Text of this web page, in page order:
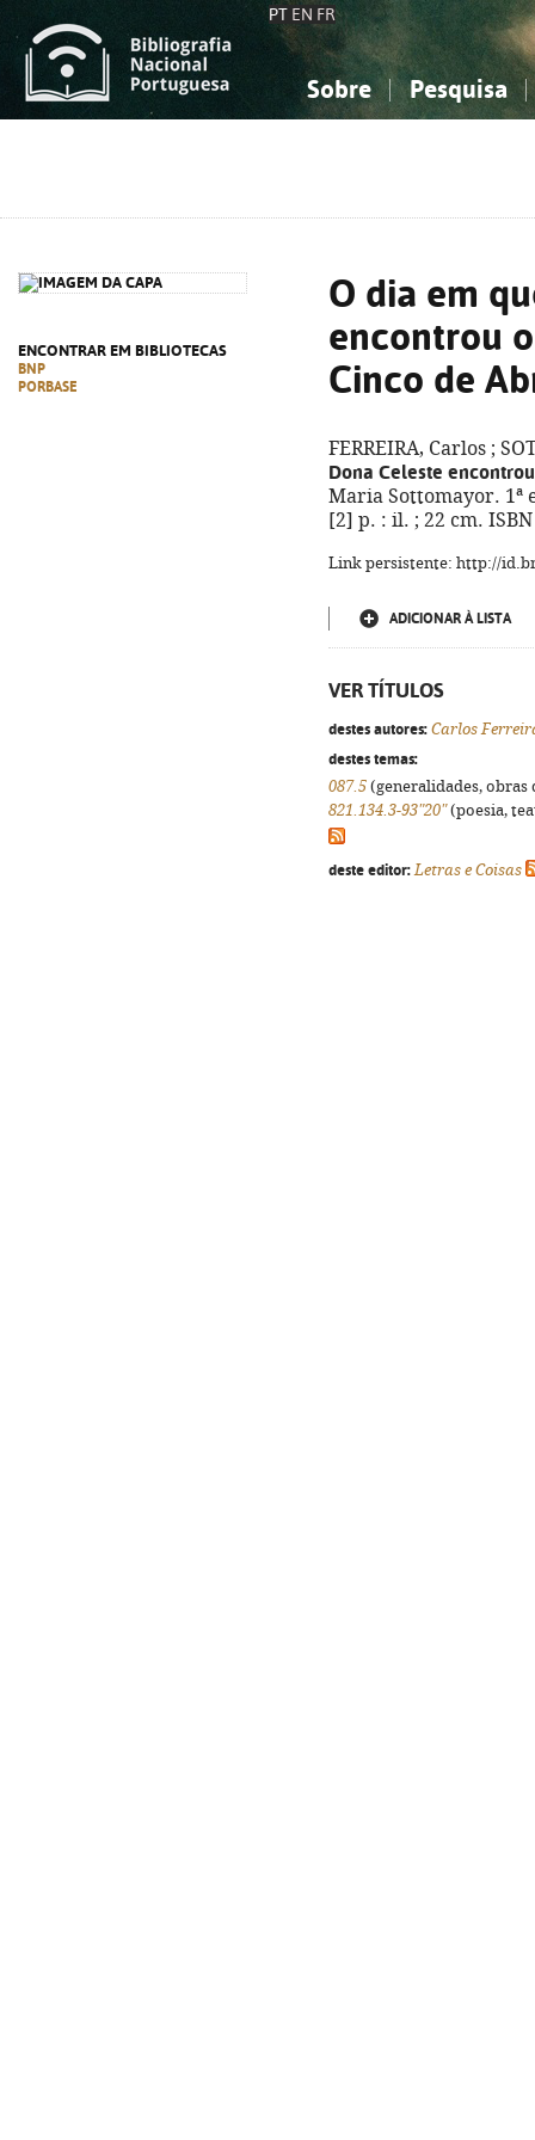
PT EN FR
Sobre Pesquisa
ENCONTRAR EM BIBLIOTECAS
BNP
PORBASE
O dia em
encontrou
Cinco de
FERREIRA, Carlos ;
Dona Celeste
Maria Sottomayor. 1ª
[2] p. : il. ; 22 cm.
Link persistente: http://
ADICIONAR À LISTA
VER TÍTULOS
destes autores: Carlos
destes temas:
087.5 (generalidades,
821.134.3-93"20"(poesia,
deste editor: Letras e Coisas